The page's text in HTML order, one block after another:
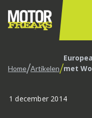
Home/Artikelen/met
1 december 2014